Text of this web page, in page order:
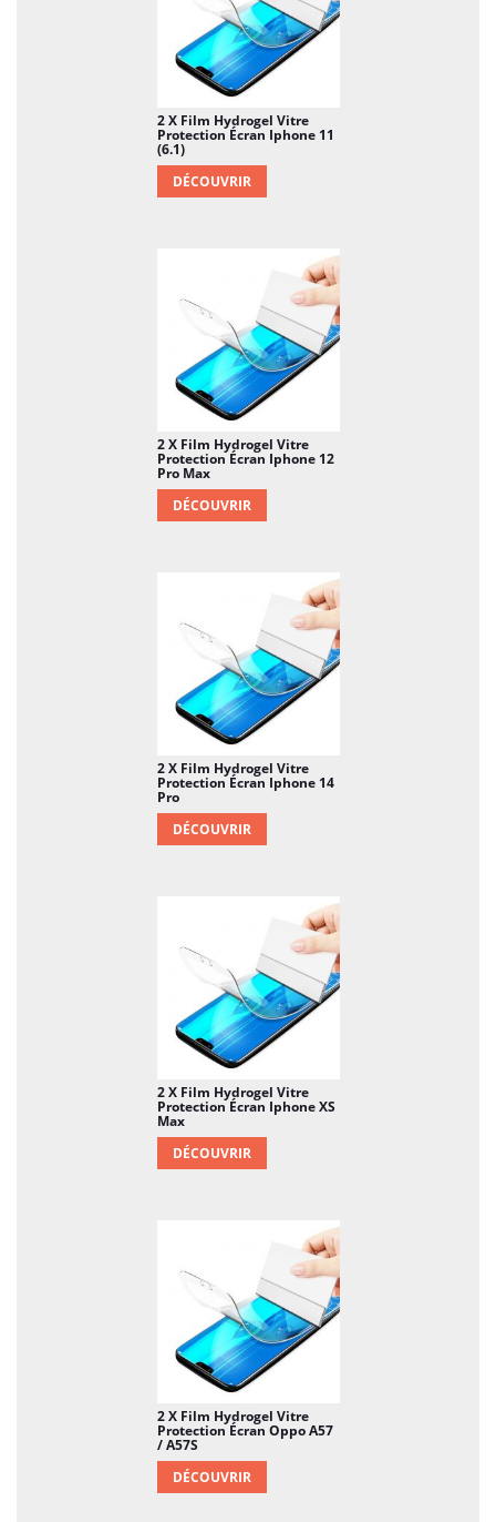
2 X Film Hydrogel Vitre
Protection Écran Iphone 11
(6.1)
DÉCOUVRIR
2 X Film Hydrogel Vitre
Protection Écran Iphone 12
Pro Max
DÉCOUVRIR
2 X Film Hydrogel Vitre
Protection Écran Iphone 14
Pro
DÉCOUVRIR
2 X Film Hydrogel Vitre
Protection Écran Iphone XS
Max
DÉCOUVRIR
2 X Film Hydrogel Vitre
Protection Écran Oppo A57
/ A57S
DÉCOUVRIR